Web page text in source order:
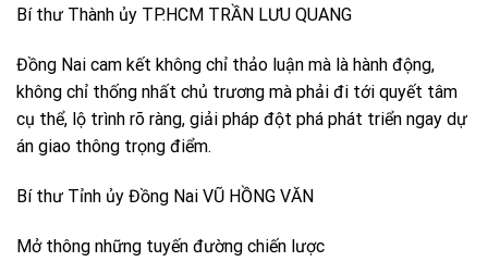
Bí thư Thành ủy TP.HCM TRẦN LƯU QUANG
Đồng Nai cam kết không chỉ thảo luận mà là hành động,
không chỉ thống nhất chủ trương mà phải đi tới quyết tâm
cụ thể, lộ trình rõ ràng, giải pháp đột phá phát triển ngay dự
án giao thông trọng điểm.
Bí thư Tỉnh ủy Đồng Nai VŨ HỒNG VĂN
Mở thông những tuyến đường chiến lược